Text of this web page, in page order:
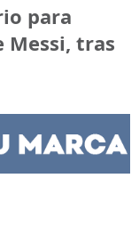
para
Messi, tras